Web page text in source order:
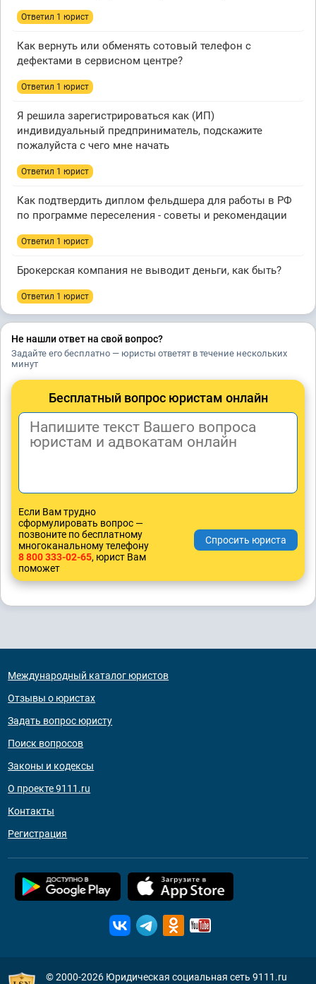
Ответил 1 юрист
Как вернуть или обменять сотовый телефон с
дефектами в сервисном центре?
Ответил 1 юрист
Я решила зарегистрироваться как (ИП)
индивидуальный предприниматель, подскажите
пожалуйста с чего мне начать
Ответил 1 юрист
Как подтвердить диплом фельдшера для работы в РФ
по программе переселения - советы и рекомендации
Ответил 1 юрист
Брокерская компания не выводит деньги, как быть?
Ответил 1 юрист
Не нашли ответ на свой вопрос?
Задайте его бесплатно — юристы ответят в течение нескольких
минут
Бесплатный вопрос юристам онлайн
Если Вам трудно
сформулировать вопрос —
позвоните по бесплатному
многоканальному телефону
8 800 333-02-65, юрист Вам
поможет
Международный каталог юристов
Отзывы о юристах
Задать вопрос юристу
Поиск вопросов
Законы и кодексы
О проекте 9111.ru
Контакты
Регистрация
© 2000-2026 Юридическая социальная сеть 9111.ru